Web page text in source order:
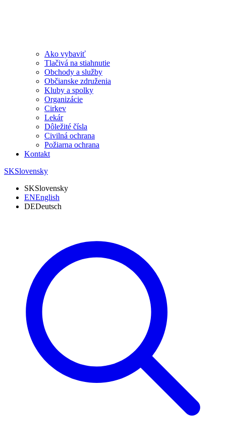
Ako vybaviť
Tlačivá na stiahnutie
Obchody a služby
Občianske združenia
Kluby a spolky
Organizácie
Cirkev
Lekár
Dôležité čísla
Civilná ochrana
Požiarna ochrana
Kontakt
SKSlovensky
SKSlovensky
ENEnglish
DEDeutsch